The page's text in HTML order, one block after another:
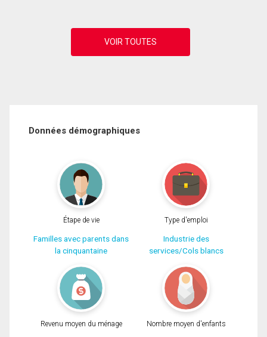
Données démographiques
Étape de vie
Familles avec parents dans
la cinquantaine
Type d'emploi
Industrie des
services/Cols blancs
Revenu moyen du ménage Nombre moyen d'enfants